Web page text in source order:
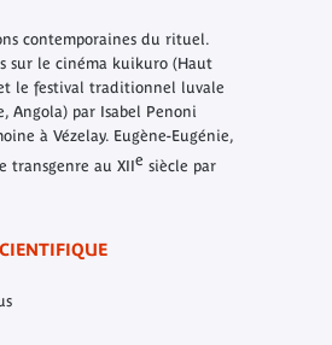
contemporaines du rituel.
sur le cinéma kuikuro (Haut
le festival traditionnel luvale
Angola) par Isabel Penoni
à Vézelay. Eugène-Eugénie,
transgenre au XIIe siècle par